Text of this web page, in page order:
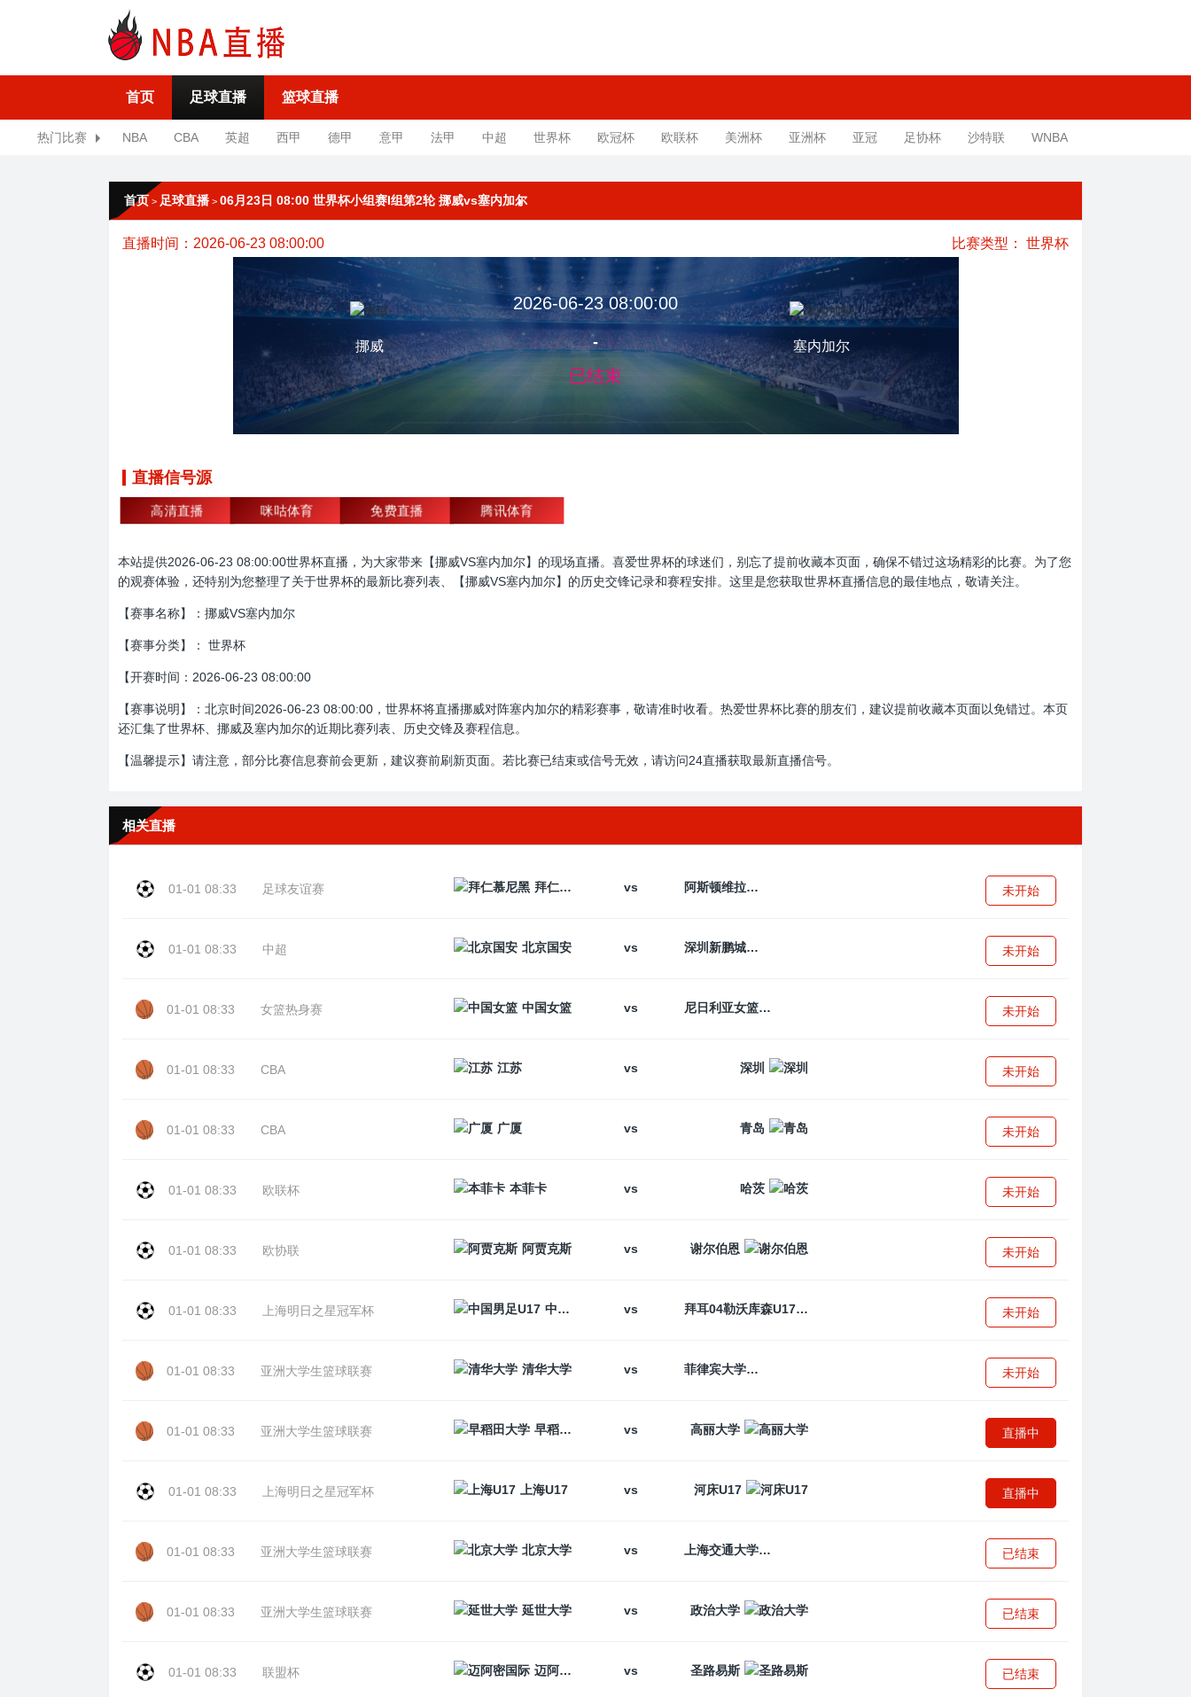
首页 足球直播 篮球直播
热门比赛 NBA CBA 英超 西甲 德甲 意甲 法甲 中超 世界杯 欧冠杯 欧联杯 美洲杯 亚洲杯 亚冠 足协杯 沙特联 WNBA
首页 > 足球直播 > 06月23日 08:00 世界杯小组赛I组第2轮 挪威vs塞内加尔
直播时间：2026-06-23 08:00:00 比赛类型： 世界杯
挪威
2026-06-23 08:00:00
-
已结束
塞内加尔
直播信号源
高清直播 咪咕体育 免费直播 腾讯体育
本站提供2026-06-23 08:00:00世界杯直播，为大家带来【挪威VS塞内加尔】的现场直播。喜爱世界杯的球迷们，别忘了提前收藏本页面，确保不错过这场精彩的比赛。为了您
的观赛体验，还特别为您整理了关于世界杯的最新比赛列表、【挪威VS塞内加尔】的历史交锋记录和赛程安排。这里是您获取世界杯直播信息的最佳地点，敬请关注。
【赛事名称】：挪威VS塞内加尔
【赛事分类】： 世界杯
【开赛时间：2026-06-23 08:00:00
【赛事说明】：北京时间2026-06-23 08:00:00，世界杯将直播挪威对阵塞内加尔的精彩赛事，敬请准时收看。热爱世界杯比赛的朋友们，建议提前收藏本页面以免错过。本页
还汇集了世界杯、挪威及塞内加尔的近期比赛列表、历史交锋及赛程信息。
【温馨提示】请注意，部分比赛信息赛前会更新，建议赛前刷新页面。若比赛已结束或信号无效，请访问24直播获取最新直播信号。
相关直播
01-01 08:33 足球友谊赛 拜仁慕尼黑 vs 阿斯顿维拉 未开始
01-01 08:33 中超 北京国安 vs 深圳新鹏城 未开始
01-01 08:33 女篮热身赛 中国女篮 vs 尼日利亚女篮 未开始
01-01 08:33 CBA 江苏 vs 深圳 未开始
01-01 08:33 CBA 广厦 vs 青岛 未开始
01-01 08:33 欧联杯 本菲卡 vs 哈茨 未开始
01-01 08:33 欧协联 阿贾克斯 vs 谢尔伯恩 未开始
01-01 08:33 上海明日之星冠军杯 中国男足U17 vs 拜耳04勒沃库森U17 未开始
01-01 08:33 亚洲大学生篮球联赛 清华大学 vs 菲律宾大学 未开始
01-01 08:33 亚洲大学生篮球联赛 早稻田大学 vs 高丽大学 直播中
01-01 08:33 上海明日之星冠军杯 上海U17 vs 河床U17 直播中
01-01 08:33 亚洲大学生篮球联赛 北京大学 vs 上海交通大学 已结束
01-01 08:33 亚洲大学生篮球联赛 延世大学 vs 政治大学 已结束
01-01 08:33 联盟杯 迈阿密国际 vs 圣路易斯 已结束